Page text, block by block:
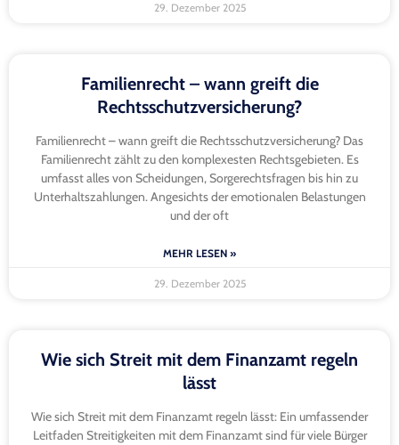
29. Dezember 2025
Familienrecht – wann greift die
Rechtsschutzversicherung?
Familienrecht – wann greift die Rechtsschutzversicherung? Das
Familienrecht zählt zu den komplexesten Rechtsgebieten. Es
umfasst alles von Scheidungen, Sorgerechtsfragen bis hin zu
Unterhaltszahlungen. Angesichts der emotionalen Belastungen
und der oft
MEHR LESEN »
29. Dezember 2025
Wie sich Streit mit dem Finanzamt regeln
lässt
Wie sich Streit mit dem Finanzamt regeln lässt: Ein umfassender
Leitfaden Streitigkeiten mit dem Finanzamt sind für viele Bürger